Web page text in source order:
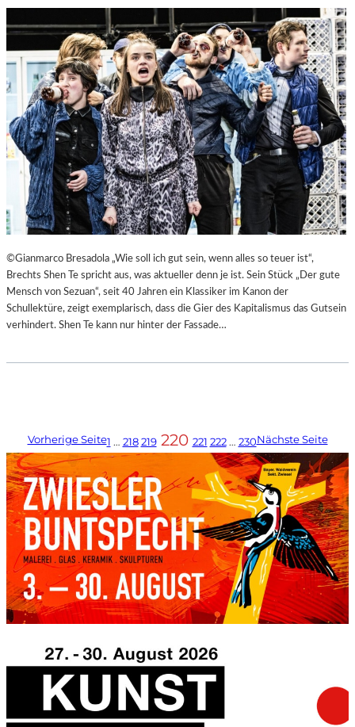
©Gianmarco Bresadola „Wie soll ich gut sein, wenn alles so teuer ist“,
Brechts Shen Te spricht aus, was aktueller denn je ist. Sein Stück „Der gute
Mensch von Sezuan“, seit 40 Jahren ein Klassiker im Kanon der
Schullektüre, zeigt exemplarisch, dass die Gier des Kapitalismus das Gutsein
verhindert. Shen Te kann nur hinter der Fassade…
Vorherige Seite1 … 218 219 220 221 222 … 230Nächste Seite